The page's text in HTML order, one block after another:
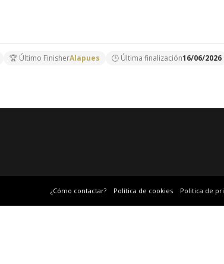
🏆 Último FinisherAlapues 🕒 Última finalización16/06/2026
¿Cómo contactar? Política de cookies Politica de